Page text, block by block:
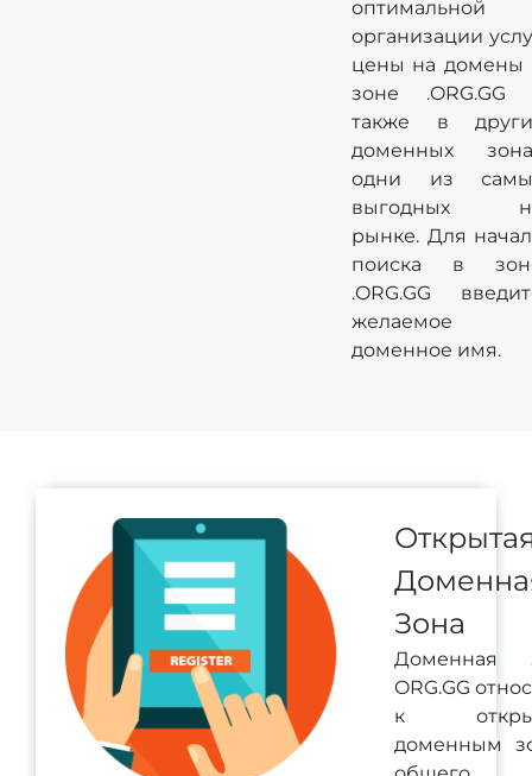
оптимальной
организации
цены на домены
зоне .ORG.GG
также в
доменных
одни из
выгодных
рынке. Для
поиска в
.ORG.GG
желаемое
доменное имя.
Зона
Доменная
ORG.GG
к
доменным